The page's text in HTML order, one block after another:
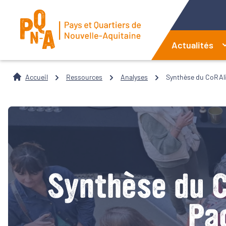
Actualités
Accueil Ressources Analyses Synthèse du
Synthèse du